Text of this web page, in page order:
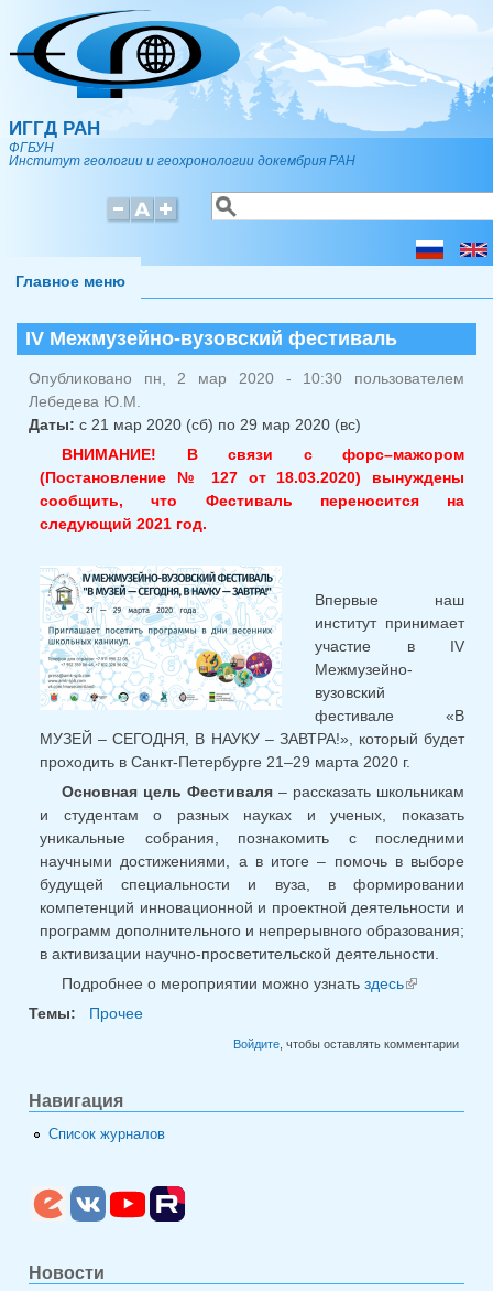
Перейти к основному содержанию
ИГГД РАН
ФГБУН
Институт геологии и геохронологии докембрия РАН
Форма поиска
Поиск
Главное меню
IV Межмузейно-вузовский фестиваль
Опубликовано пн, 2 мар 2020 - 10:30 пользователем
Лебедева Ю.М.
Даты: с 21 мар 2020 (сб) по 29 мар 2020 (вс)
ВНИМАНИЕ! В связи с форс–мажором
(Постановление № 127 от 18.03.2020) вынуждены
сообщить, что Фестиваль переносится на
следующий 2021 год.
Впервые наш
институт принимает
участие в IV
Межмузейно-
вузовский
фестивале «В
МУЗЕЙ – СЕГОДНЯ, В НАУКУ – ЗАВТРА!», который будет
проходить в Санкт-Петербурге 21–29 марта 2020 г.
Основная цель Фестиваля – рассказать школьникам
и студентам о разных науках и ученых, показать
уникальные собрания, познакомить с последними
научными достижениями, а в итоге – помочь в выборе
будущей специальности и вуза, в формировании
компетенций инновационной и проектной деятельности и
программ дополнительного и непрерывного образования;
в активизации научно-просветительской деятельности.
Подробнее о мероприятии можно узнать здесь
Темы: Прочее
Войдите, чтобы оставлять комментарии
Навигация
Список журналов
Новости